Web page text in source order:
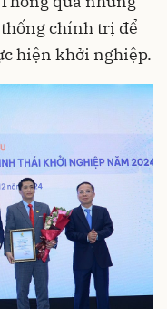
chính trị để
hiện khởi nghiệp.